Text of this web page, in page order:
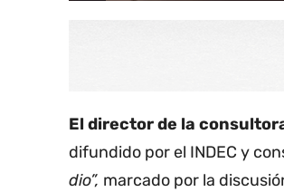
El director de la
difundido por el INDEC y
dio”, marcado por la